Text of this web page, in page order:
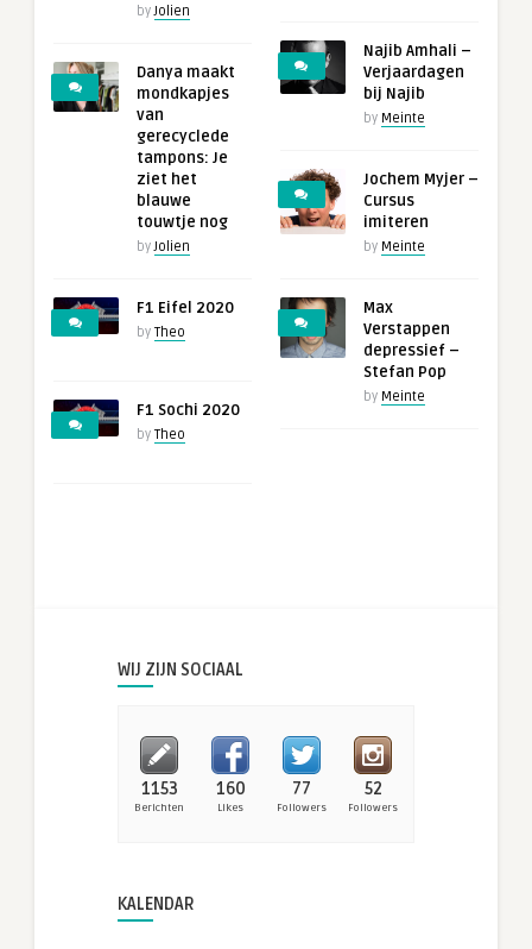
byJolien
Danya maakt
mondkapjes
van
gerecyclede
tampons: Je
ziet het
blauwe
touwtje nog
byJolien
F1 Eifel 2020
by Theo
F1 Sochi 2020
by Theo
Najib Amhali –
Verjaardagen
bij Najib
by Meinte
Jochem Myjer –
Cursus
imiteren
by Meinte
Max
Verstappen
depressief –
Stefan Pop
by Meinte
WIJ ZIJN SOCIAAL
1153
Berichten
160
Likes
77
Followers
52
Followers
KALENDAR